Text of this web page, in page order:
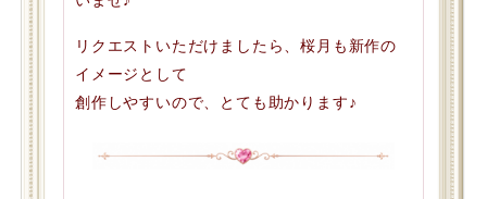
リクエストいただけましたら、桜月も新作の
イメージとして
創作しやすいので、とても助かります♪